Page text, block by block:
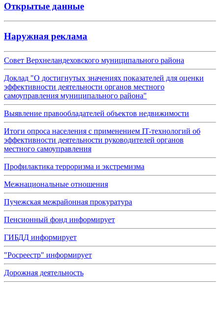
Открытые данные
Наружная реклама
Совет Верхнеландеховского муниципального района
Доклад "О достигнутых значениях показателей для оценки
эффективности деятельности органов местного
самоуправления муниципального района"
Выявление правообладателей объектов недвижимости
Итоги опроса населения с применением IT-технологий об
эффективности деятельности руководителей органов
местного самоуправления
Профилактика терроризма и экстремизма
Межнациональные отношения
Пучежская межрайонная прокуратура
Пенсионный фонд информирует
ГИБДД информирует
"Росреестр" информирует
Дорожная деятельность